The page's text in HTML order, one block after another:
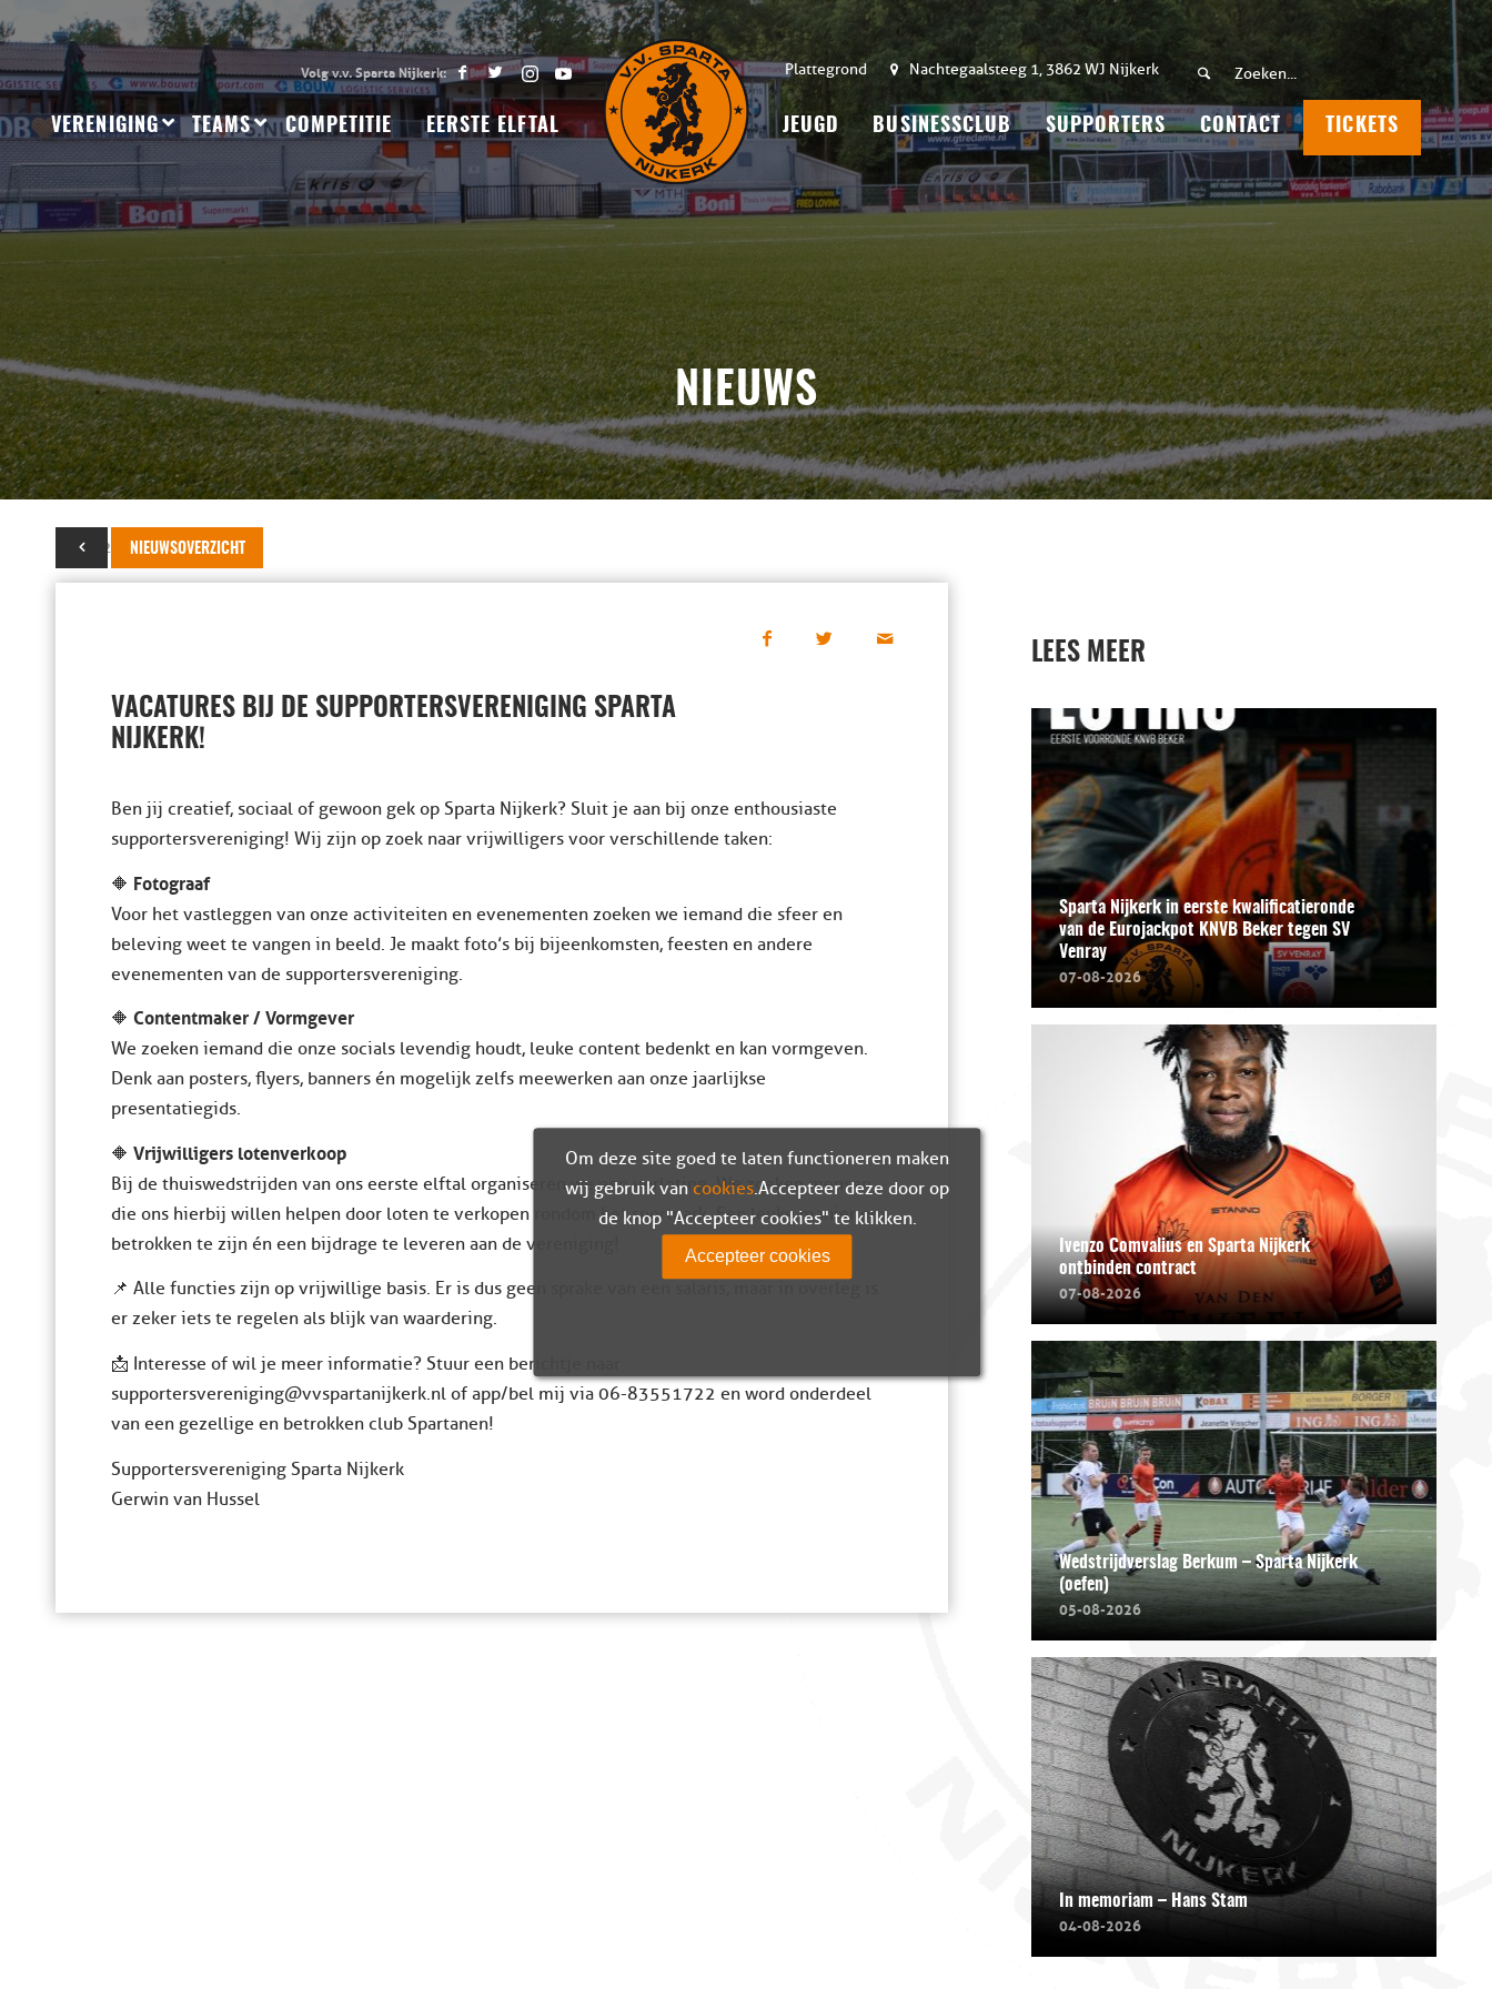
Plattegrond Nachtegaalsteeg 1, 3862 WJ Nijkerk
VERENIGING TEAMS COMPETITIE EERSTE ELFTAL JEUGD BUSINESSCLUB SUPPORTERS CONTACT TICKETS
NIEUWS
NIEUWSOVERZICHT
16 juli 2025
VACATURES BIJ DE SUPPORTERSVERENIGING SPARTA
NIJKERK!
Ben jij creatief, sociaal of gewoon gek op Sparta Nijkerk? Sluit je aan bij onze enthousiaste
supportersvereniging! Wij zijn op zoek naar vrijwilligers voor verschillende taken:
🔶 Fotograaf
Voor het vastleggen van onze activiteiten en evenementen zoeken we iemand die sfeer en
beleving weet te vangen in beeld. Je maakt foto’s bij bijeenkomsten, feesten en andere
evenementen van de supportersvereniging.
🔶 Contentmaker / Vormgever
We zoeken iemand die onze socials levendig houdt, leuke content bedenkt en kan vormgeven.
Denk aan posters, flyers, banners én mogelijk zelfs meewerken aan onze jaarlijkse
presentatiegids.
🔶 Vrijwilligers lotenverkoop
Bij de thuiswedstrijden van ons eerste elftal organiseren we een verloting. We zoeken mensen
die ons hierbij willen helpen door loten te verkopen rondom het sportpark. Een leuke manier om
betrokken te zijn én een bijdrage te leveren aan de vereniging!
📌 Alle functies zijn op vrijwillige basis. Er is dus geen sprake van een salaris, maar in overleg is
er zeker iets te regelen als blijk van waardering.
📩 Interesse of wil je meer informatie? Stuur een berichtje naar
supportersvereniging@vvspartanijkerk.nl of app/bel mij via 06-83551722 en word onderdeel
van een gezellige en betrokken club Spartanen!
Supportersvereniging Sparta Nijkerk
Gerwin van Hussel
LEES MEER
Sparta Nijkerk in eerste kwalificatieronde
van de Eurojackpot KNVB Beker tegen SV
Venray
07-08-2026
Ivenzo Comvalius en Sparta Nijkerk
ontbinden contract
07-08-2026
Wedstrijdverslag Berkum – Sparta Nijkerk
(oefen)
05-08-2026
In memoriam – Hans Stam
04-08-2026
Om deze site goed te laten functioneren maken
wij gebruik van cookies. Accepteer deze door op
de knop "Accepteer cookies" te klikken.
Accepteer cookies